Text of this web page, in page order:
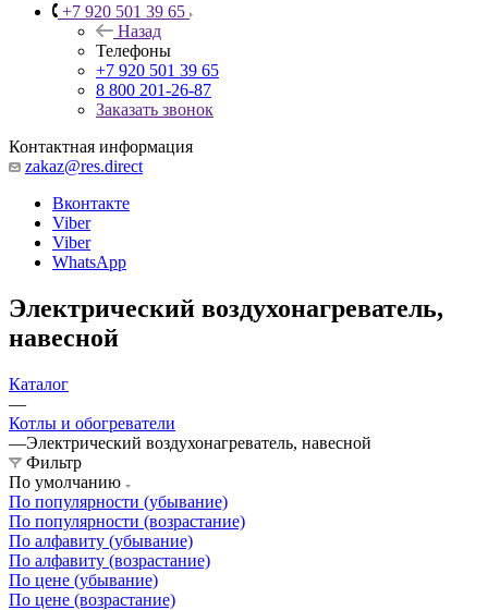
+7 920 501 39 65
Назад
Телефоны
+7 920 501 39 65
8 800 201-26-87
Заказать звонок
Контактная информация
zakaz@res.direct
Вконтакте
Viber
Viber
WhatsApp
Электрический воздухонагреватель,
навесной
Каталог
—
Котлы и обогреватели
—Электрический воздухонагреватель, навесной
Фильтр
По умолчанию
По популярности (убывание)
По популярности (возрастание)
По алфавиту (убывание)
По алфавиту (возрастание)
По цене (убывание)
По цене (возрастание)